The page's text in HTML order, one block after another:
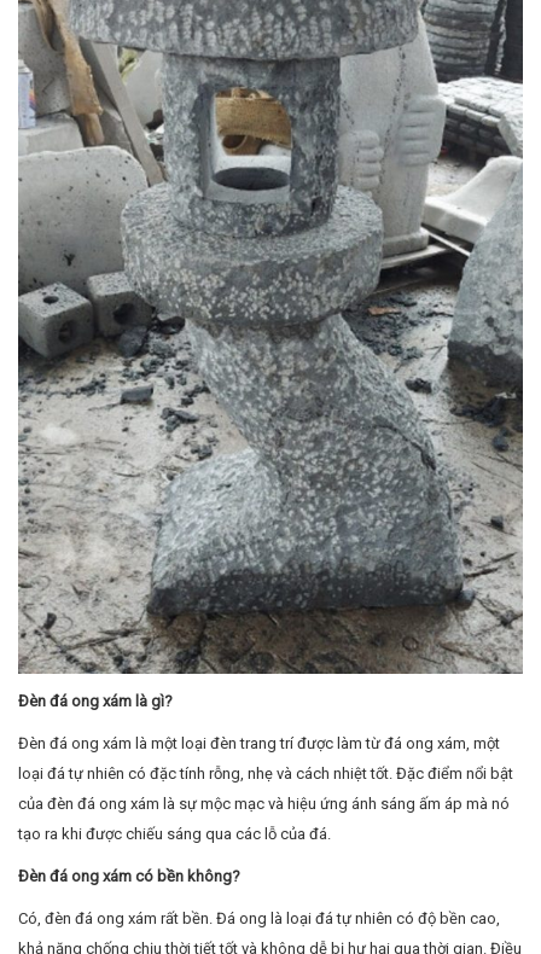
Đèn đá ong xám là gì?
Đèn đá ong xám là một loại đèn trang trí được làm từ đá ong xám, một
loại đá tự nhiên có đặc tính rỗng, nhẹ và cách nhiệt tốt. Đặc điểm nổi bật
của đèn đá ong xám là sự mộc mạc và hiệu ứng ánh sáng ấm áp mà nó
tạo ra khi được chiếu sáng qua các lỗ của đá.
Đèn đá ong xám có bền không?
Có, đèn đá ong xám rất bền. Đá ong là loại đá tự nhiên có độ bền cao,
khả năng chống chịu thời tiết tốt và không dễ bị hư hại qua thời gian. Điều
này giúp đèn có tuổi thọ lâu dài, đặc biệt khi sử dụng ngoài trời.
Đèn đá ong xám có thể sử dụng ngoài trời không ?Có, đèn đá ong xám
rất thích hợp để sử dụng ngoài trời nhờ tính bền vững và khả năng chịu
được các điều kiện thời tiết khắc nghiệt. Vì đá ong có tính cách nhiệt, đèn
Đèn đá ong xám có dễ làm sạch không?
Đèn đá ong xám có thể được